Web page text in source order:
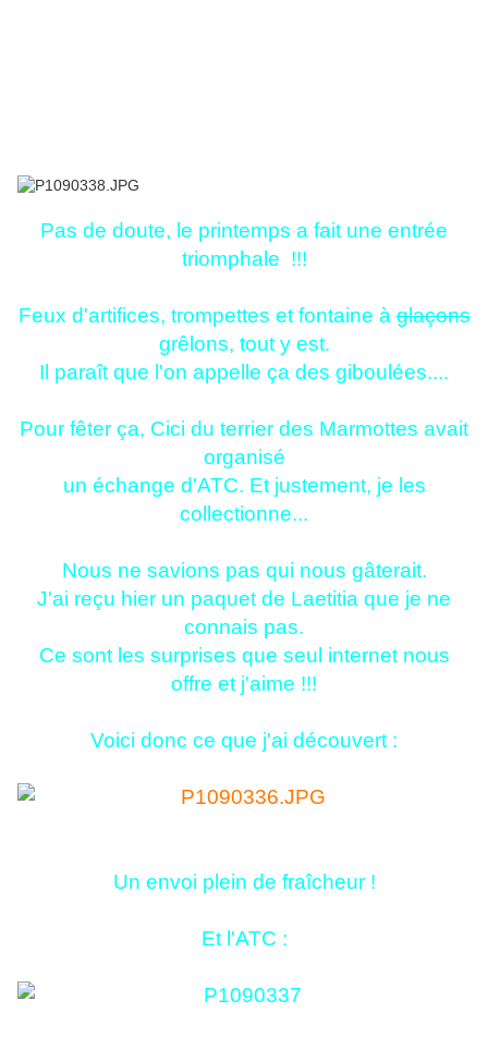
Pas de doute, le printemps a fait une entrée
triomphale !!!
Feux d'artifices, trompettes et fontaine àglaçons
grêlons, tout y est.
Il paraît que l'on appelle ça des giboulées....
Pour fêter ça, Cici du terrier des Marmottes avait
organisé
un échange d'ATC. Et justement, je les
collectionne...
Nous ne savions pas qui nous gâterait.
J'ai reçu hier un paquet de Laetitia que je ne
connais pas.
Ce sont les surprises que seul internet nous
offre et j'aime !!!
Voici donc ce que j'ai découvert :
Un envoi plein de fraîcheur !
Et l'ATC :